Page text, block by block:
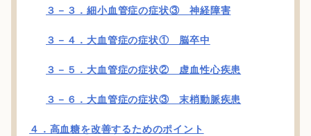
３－３．細小血管症の症状③ 神経障害
３－４．大血管症の症状① 脳卒中
３－５．大血管症の症状② 虚血性心疾患
３－６．大血管症の症状③ 末梢動脈疾患
４．高血糖を改善するためのポイント